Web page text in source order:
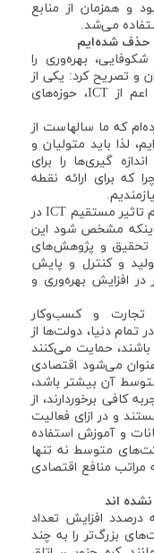
و همزمان از منابع
می‌شد.
حذف شده‌ایم
بهره‌وری را
و تصریح کرد: یکی از
پارامترهای موثر در بهبود بهره‌وری، فناوری اعم از ICT، حوزه‌های
که ما سالهاست از
لذا باید متولیان و
گیری‌ها را برای
برای ارائه نقطه
وی ادامه داد: از گذشته یکی از عبارت‌های مهم تاثیر مستقیم ICT در
اینکه مشخص شود این
تحقیق و پژوهش‌های
و کنترل و پایش
در افزایش بهره‌وری و
تجارت و کسب‌وکار
دنیا، دولت‌ها از
حمایت می‌کنند
می‌شود اقتصادی
آن بیشتر باشد،
کافی برخوردارند، از
و در ازای فعالیت
و آموزش استفاده
متوسط نه تنها
منافع اقتصادی
اند
درصدد افزایش تعداد
بزرگ‌تر را به چند